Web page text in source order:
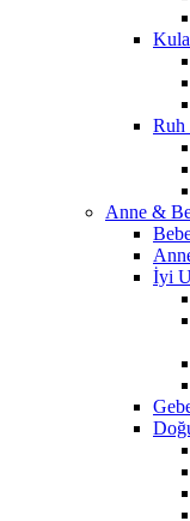
Ruh
Anne &
İyi